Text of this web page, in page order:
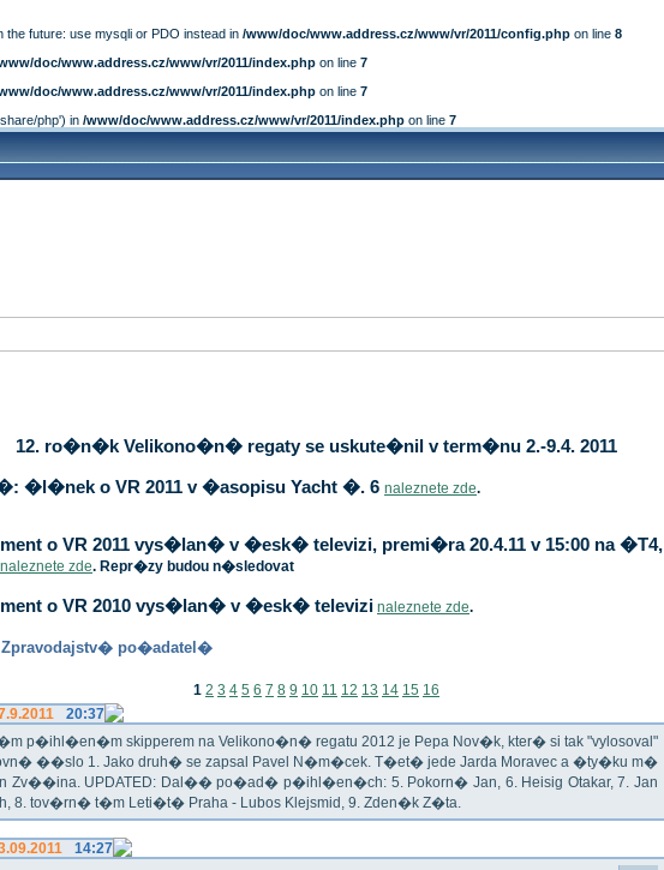
future: use mysqli or PDO instead in /www/doc/www.address.cz/www/vr/2011/config.php on line 8
doc/www.address.cz/www/vr/2011/index.php on line 7
doc/www.address.cz/www/vr/2011/index.php on line 7
php') in /www/doc/www.address.cz/www/vr/2011/index.php on line 7
12. ro�n�k Velikono�n� regaty se uskute�nil v term�nu 2.-9.4. 2011
�l�nek o VR 2011 v �asopisu Yacht �. 6 naleznete zde.
o VR 2011 vys�lan� v �esk� televizi, premi�ra 20.4.11 v 15:00 na �T4,
naleznete zde. Repr�zy budou n�sledovat
o VR 2010 vys�lan� v �esk� televizi naleznete zde.
Zpravodajstv� po�adatel�
1 2 3 4 5 6 7 8 9 10 11 12 13 14 15 16
20:37
p�ihl�en�m skipperem na Velikono�n� regatu 2012 je Pepa Nov�k, kter� si tak "vylosoval"
��slo 1. Jako druh� se zapsal Pavel N�m�cek. T�et� jede Jarda Moravec a �ty�ku m�
Zv��ina. UPDATED: Dal�� po�ad� p�ihl�en�ch: 5. Pokorn� Jan, 6. Heisig Otakar, 7. Jan
8. tov�rn� t�m Leti�t� Praha - Lubos Klejsmid, 9. Zden�k Z�ta.
14:27